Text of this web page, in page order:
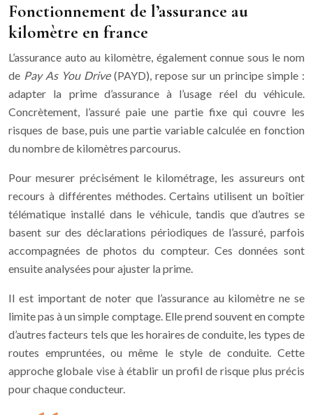
Fonctionnement de l’assurance au
kilomètre en france
L’assurance auto au kilomètre, également connue sous le nom
de Pay As You Drive (PAYD), repose sur un principe simple :
adapter la prime d’assurance à l’usage réel du véhicule.
Concrètement, l’assuré paie une partie fixe qui couvre les
risques de base, puis une partie variable calculée en fonction
du nombre de kilomètres parcourus.
Pour mesurer précisément le kilométrage, les assureurs ont
recours à différentes méthodes. Certains utilisent un boîtier
télématique installé dans le véhicule, tandis que d’autres se
basent sur des déclarations périodiques de l’assuré, parfois
accompagnées de photos du compteur. Ces données sont
ensuite analysées pour ajuster la prime.
Il est important de noter que l’assurance au kilomètre ne se
limite pas à un simple comptage. Elle prend souvent en compte
d’autres facteurs tels que les horaires de conduite, les types de
routes empruntées, ou même le style de conduite. Cette
approche globale vise à établir un profil de risque plus précis
pour chaque conducteur.